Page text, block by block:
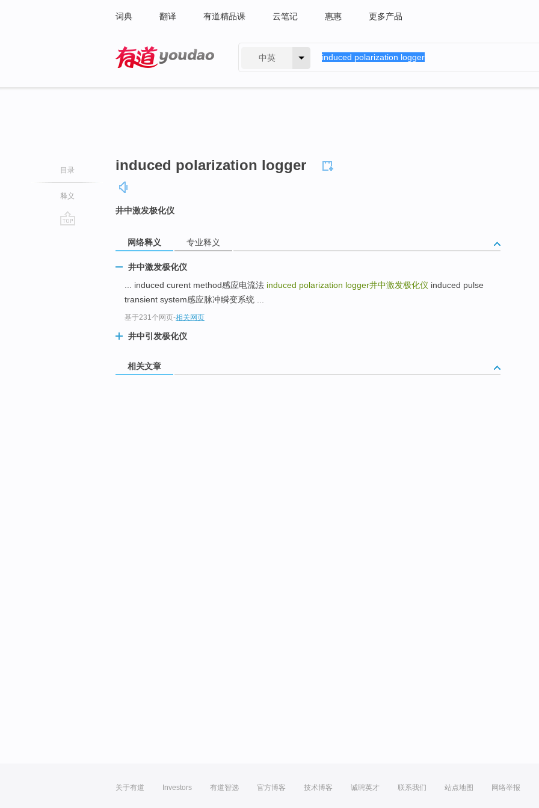
词典 翻译 有道精品课 云笔记 惠惠 更多产品
中英
目录
释义
induced polarization logger
井中激发极化仪
网络释义 专业释义
井中激发极化仪
... induced curent method感应电流法 induced polarization logger井中激发极化仪 induced pulse
transient system感应脉冲瞬变系统 ...
基于231个网页-相关网页
井中引发极化仪
相关文章
关于有道 Investors 有道智选 官方博客 技术博客 诚聘英才 联系我们 站点地图 网络举报